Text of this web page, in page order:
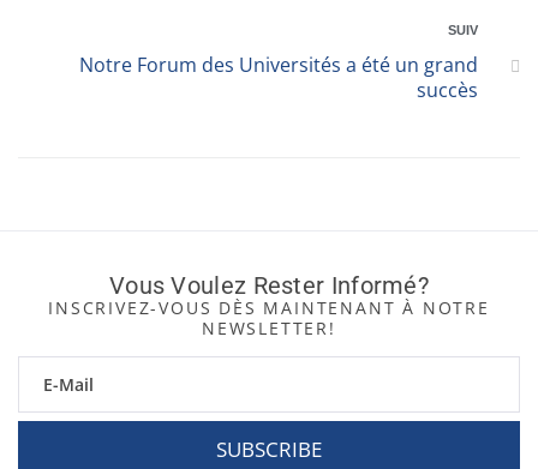
SUIV
Notre Forum des Universités a été un grand
succès
Vous Voulez Rester Informé?
INSCRIVEZ-VOUS DÈS MAINTENANT À NOTRE
NEWSLETTER!
SUBSCRIBE